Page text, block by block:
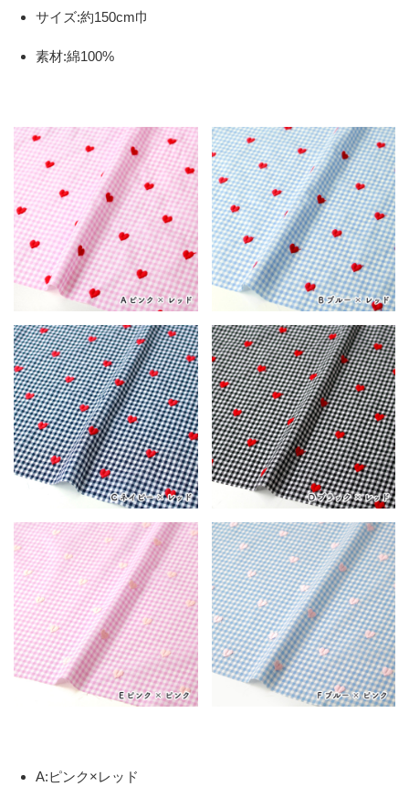
サイズ:約150cm巾
素材:綿100%
A:ピンク×レッド